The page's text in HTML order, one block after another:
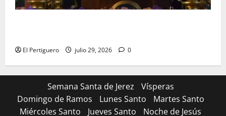
El Pertiguero julio 29, 2026 0
Semana Santa de Jerez
Vísperas
Domingo de Ramos
Lunes Santo
Martes Santo
Miércoles Santo
Jueves Santo Noche de Jesús